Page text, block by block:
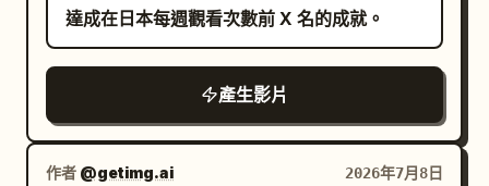
達成在日本每週觀看次數前 X 名的成就。
產生影片
作者 @getimg.ai 2026年7月8日